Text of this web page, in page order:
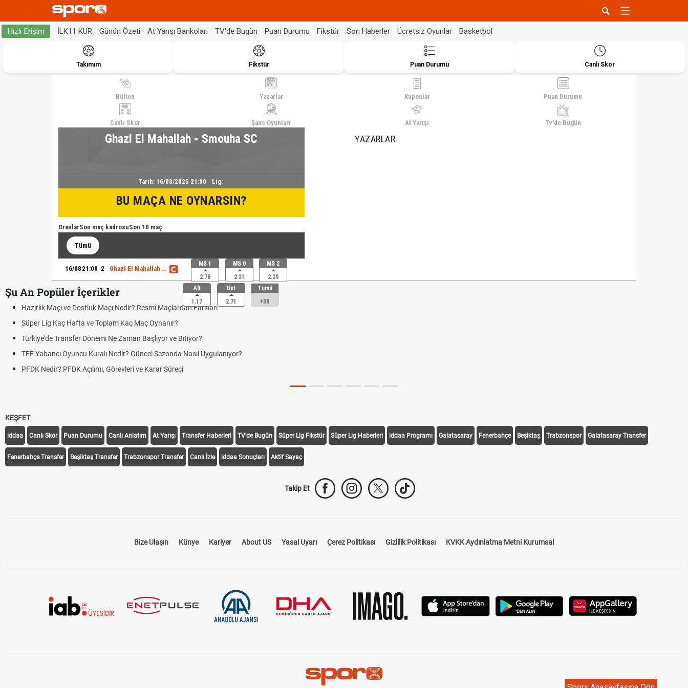
Hızlı Erişim İLK11 KUR Günün Özeti At Yarışı Bankoları TV'de Bugün Puan Durumu Fikstür Son Haberler Ücretsiz Oyunlar Basketbol
Takımım Fikstür Puan Durumu Canlı Skor
Bülten Yazarlar Kuponlar Puan Durumu
Canlı Skor Şans Oyunları At Yarışı Tv'de Bugün
Ghazl El Mahallah - Smouha SC
Tarih: 16/08/2025 21:00 Lig:
BU MAÇA NE OYNARSIN?
OranlarSon maç kadrosuSon 10 maç
Tümü
16/08 21:00 2 Ghazl El Mahallah - Smouha SC
MS 1
2.78
MS 0
2.31
MS 2
2.29
Alt
1.17
Üst
2.71
Tümü
+38
YAZARLAR
Şu An Popüler İçerikler
Hazırlık Maçı ve Dostluk Maçı Nedir? Resmî Maçlardan Farkları
Süper Lig Kaç Hafta ve Toplam Kaç Maç Oynanır?
Türkiye'de Transfer Dönemi Ne Zaman Başlıyor ve Bitiyor?
TFF Yabancı Oyuncu Kuralı Nedir? Güncel Sezonda Nasıl Uygulanıyor?
PFDK Nedir? PFDK Açılımı, Görevleri ve Karar Süreci
KEŞFET
iddaa Canlı Skor Puan Durumu Canlı Anlatım At Yarışı Transfer Haberleri TV'de Bugün Süper Lig Fikstür Süper Lig Haberleri iddaa Programı Galatasaray Fenerbahçe Beşiktaş Trabzonspor Galatasaray Transfer
Fenerbahçe Transfer Beşiktaş Transfer Trabzonspor Transfer Canlı İzle iddaa Sonuçları Aktif Sayaç
Takip Et
Bize Ulaşın Künye Kariyer About US Yasal Uyarı Çerez Politikası Gizlilik Politikası KVKK Aydınlatma Metni Kurumsal